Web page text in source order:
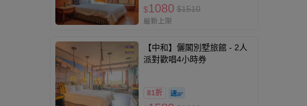
$1080 $1510
最新上架
【中和】儷閣別墅旅館 - 2人
派對歡唱4小時券
81折